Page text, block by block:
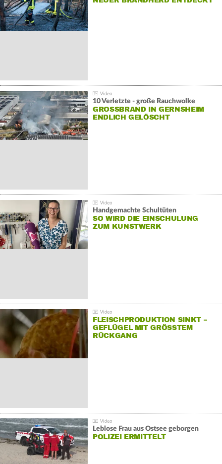
10 Verletzte - große Rauchwolke
GROSSBRAND IN GERNSHEIM E
NDLICH GELÖSCHT
Handgemachte Schultüten
SO WIRD DIE EINSCHULUNG
ZUM KUNSTWERK
FLEISCHPRODUKTION SINKT –
GEFLÜGEL MIT GRÖSSTEM R
ÜCKGANG
Leblose Frau aus Ostsee geborgen
POLIZEI ERMITTELT